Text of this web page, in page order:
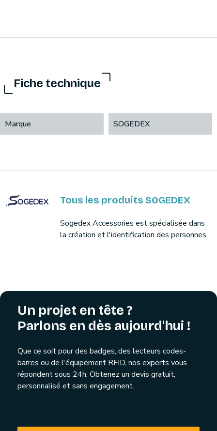
Fiche technique
Marque SOGEDEX
Tous les produits SOGEDEX
Sogedex Accessories est spécialisée dans
la création et l'identification des personnes.
Un projet en tête ?
Parlons en dès aujourd'hui !
Que ce soit pour des badges, des lecteurs codes-
barres ou de l'équipement RFID, nos experts vous
répondent sous 24h. Obtenez un devis gratuit,
personnalisé et sans engagement.